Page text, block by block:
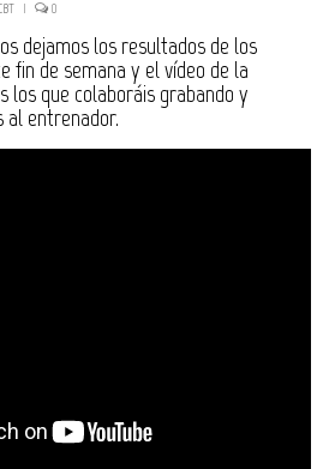
| 0
dejamos los resultados de los
fin de semana y el vídeo de la
los que colaboráis grabando y
al entrenador.